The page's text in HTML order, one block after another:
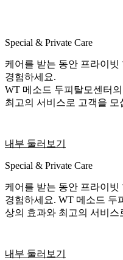
Special & Private Care
케어를 받는 동안 프라이
경험하세요.
WT 메소드 두피탈모센터
최고의 서비스로 고객을 모
내부 둘러보기
Special & Private Care
케어를 받는 동안 프라이
경험하세요. WT 메소드 두
상의 효과와 최고의 서비스
내부 둘러보기